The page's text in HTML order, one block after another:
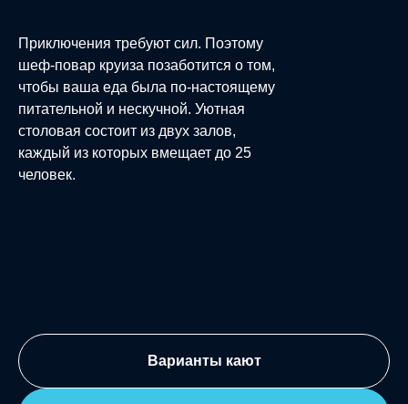
Приключения требуют сил. Поэтому
шеф-повар круиза позаботится о том,
чтобы ваша еда была по-настоящему
питательной и нескучной. Уютная
столовая состоит из двух залов,
каждый из которых вмещает до 25
человек.
Варианты кают